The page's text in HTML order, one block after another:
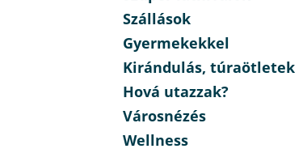
Szállások
Gyermekekkel
Kirándulás, túraötletek
Hová utazzak?
Városnézés
Wellness